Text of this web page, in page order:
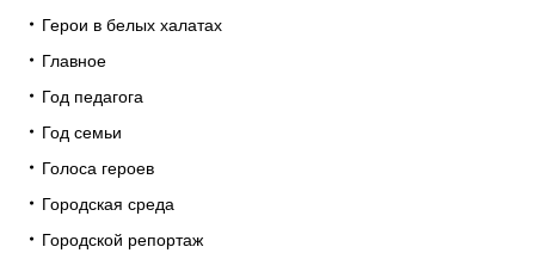
Герои в белых халатах
Главное
Год педагога
Год семьи
Голоса героев
Городская среда
Городской репортаж